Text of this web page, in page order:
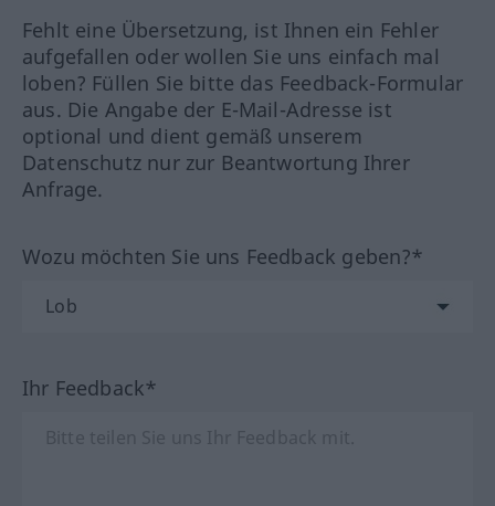
Fehlt eine Übersetzung, ist Ihnen ein Fehler
aufgefallen oder wollen Sie uns einfach mal
loben? Füllen Sie bitte das Feedback-Formular
aus. Die Angabe der E-Mail-Adresse ist
optional und dient gemäß unserem
Datenschutz nur zur Beantwortung Ihrer
Anfrage.
Wozu möchten Sie uns Feedback geben?*
Ihr Feedback*